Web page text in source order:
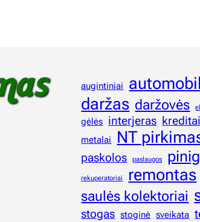
augintiniai
daržas daržovės
gėlės interjeras kreditai
metalai
NT
paskolos paslaugos
rekuperatoriai remontas
saulės kolektoriai
stogas stoginė sveikata